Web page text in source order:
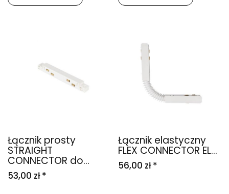
Łącznik prosty
STRAIGHT
CONNECTOR do...
53,00 zł *
Łącznik elastyczny
FLEX CONNECTOR EL...
56,00 zł *